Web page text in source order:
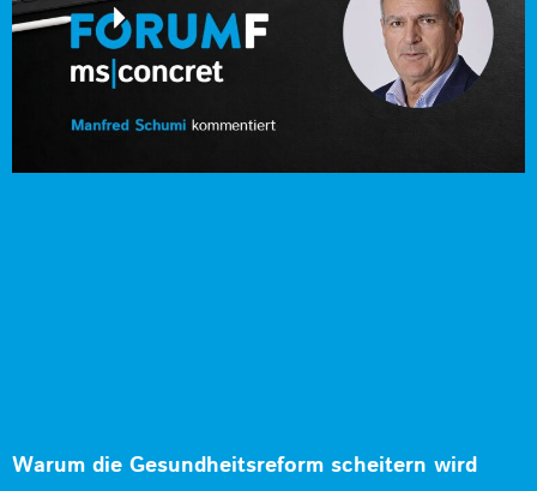
Warum die Gesundheitsreform scheitern wird